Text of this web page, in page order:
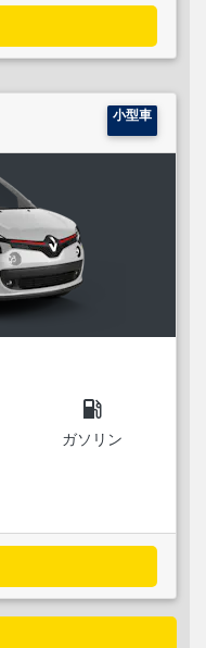
小型車
local_gas_station
ガソリン